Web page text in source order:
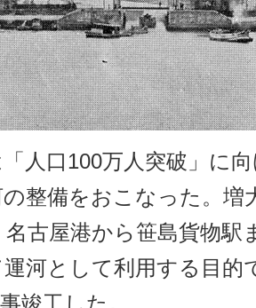
人口100万人突破」に
整備をおこなった。増
古屋港から笹島貨物駅
河として利用する目的